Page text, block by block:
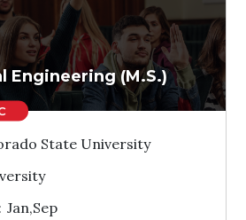
Ghi danh
Tham vấn Interlink
Engineering (M.S.)
State University
: Jan,Sep